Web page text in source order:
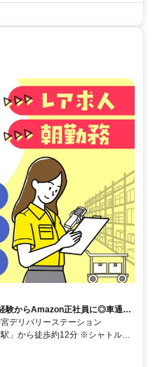
験からAmazon正社員に◎車通勤
休み★長期で安定雇用可能！時
デリバリーステーション
」から徒歩約12分 ※シャトルバ
可 (2024年8月までは夜勤帯就業